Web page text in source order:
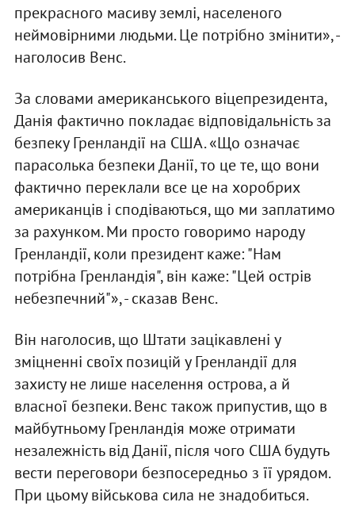
прекрасного масиву землі, населеного
неймовірними людьми. Це потрібно змінити», -
наголосив Венс.
За словами американського віцепрезидента,
Данія фактично покладає відповідальність за
безпеку Гренландії на США. «Що означає
парасолька безпеки Данії, то це те, що вони
фактично переклали все це на хоробрих
американців і сподіваються, що ми заплатимо
за рахунком. Ми просто говоримо народу
Гренландії, коли президент каже: "Нам
потрібна Гренландія", він каже: "Цей острів
небезпечний"», - сказав Венс.
Він наголосив, що Штати зацікавлені у
зміцненні своїх позицій у Гренландії для
захисту не лише населення острова, а й
власної безпеки. Венс також припустив, що в
майбутньому Гренландія може отримати
незалежність від Данії, після чого США будуть
вести переговори безпосередньо з її урядом.
При цьому військова сила не знадобиться.